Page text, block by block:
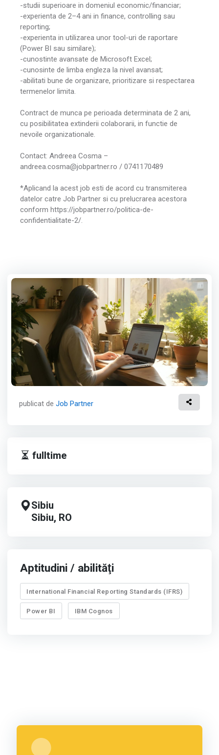
-studii superioare in domeniul economic/financiar;
-experienta de 2–4 ani in finance, controlling sau
reporting;
-experienta in utilizarea unor tool-uri de raportare
(Power BI sau similare);
-cunostinte avansate de Microsoft Excel;
-cunosinte de limba engleza la nivel avansat;
-abilitati bune de organizare, prioritizare si respectarea
termenelor limita.
Contract de munca pe perioada determinata de 2 ani,
cu posibilitatea extinderii colaborarii, in functie de
nevoile organizationale.
Contact: Andreea Cosma –
andreea.cosma@jobpartner.ro / 0741170489
*Aplicand la acest job esti de acord cu transmiterea
datelor catre Job Partner si cu prelucrarea acestora
conform https://jobpartner.ro/politica-de-
confidentialitate-2/.
publicat de Job Partner
fulltime
Sibiu
Sibiu, RO
Aptitudini / abilităţi
International Financial Reporting Standards (IFRS)
Power BI IBM Cognos